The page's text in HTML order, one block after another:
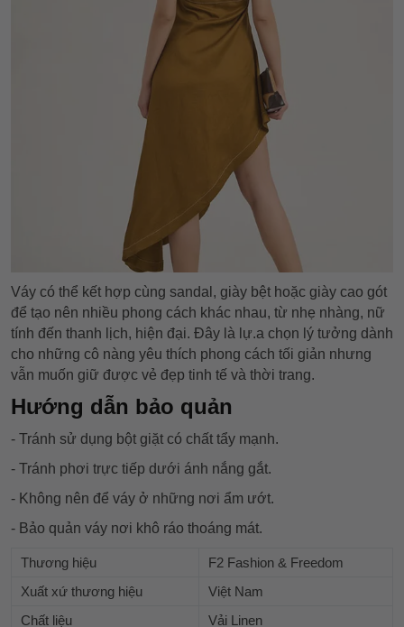
Váy có thể kết hợp cùng sandal, giày bệt hoặc giày cao gót
để tạo nên nhiều phong cách khác nhau, từ nhẹ nhàng, nữ
tính đến thanh lịch, hiện đại. Đây là lự.a chọn lý tưởng dành
cho những cô nàng yêu thích phong cách tối giản nhưng
vẫn muốn giữ được vẻ đẹp tinh tế và thời trang.
Hướng dẫn bảo quản
- Tránh sử dụng bột giặt có chất tẩy mạnh.
- Tránh phơi trực tiếp dưới ánh nắng gắt.
- Không nên để váy ở những nơi ẩm ướt.
- Bảo quản váy nơi khô ráo thoáng mát.
Thương hiệu
F2 Fashion & Freedom
Xuất xứ thương hiệu
Việt Nam
Chất liệu
Vải Linen